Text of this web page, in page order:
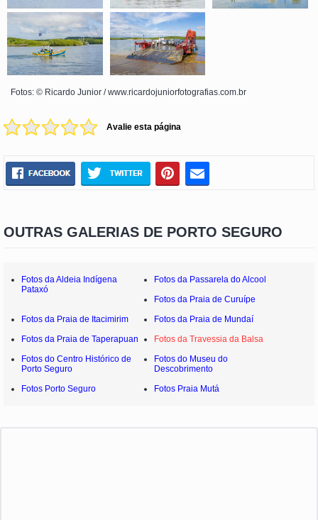
Fotos: © Ricardo Junior / www.ricardojuniorfotografias.com.br
Avalie esta página
OUTRAS GALERIAS DE PORTO SEGURO
Fotos da Aldeia Indígena
Pataxó
Fotos da Passarela do Alcool
Fotos da Praia de Curuípe
Fotos da Praia de Itacimirim
Fotos da Praia de Mundaí
Fotos da Praia de Taperapuan
Fotos da Travessia da Balsa
Fotos do Centro Histórico de
Porto Seguro
Fotos do Museu do
Descobrimento
Fotos Porto Seguro
Fotos Praia Mutá